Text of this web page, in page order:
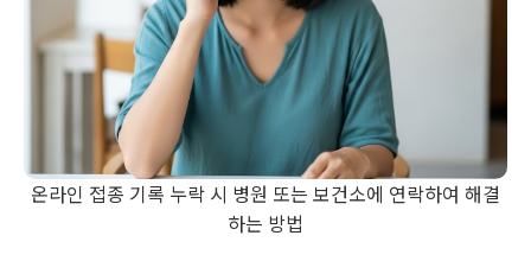
온라인 접종 기록 누락 시 병원 또는 보건소에 연락하여 해결
하는 방법